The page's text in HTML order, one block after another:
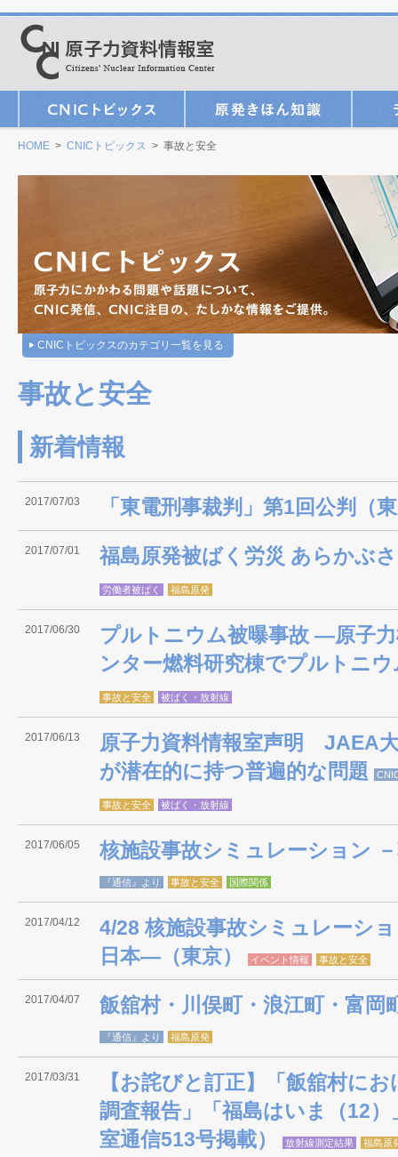
HOME > CNICトピックス > 事故と安全
CNICトピックスのカテゴリ一覧を見る
事故と安全
新着情報
2017/07/03 「東電刑事裁判」第1回公判（
2017/07/01 福島原発被ばく労災 あらかぶ
労働者被ばく 福島原発
2017/06/30
プルトニウム被曝事故 ―原子
ンター燃料研究棟でプルトニ
事故と安全 被ばく・放射線
2017/06/13
原子力資料情報室声明 JAEA
が潜在的に持つ普遍的な問題
事故と安全 被ばく・放射線
2017/06/05 核施設事故シミュレーション
『通信』より 事故と安全 国際関係
2017/04/12
4/28 核施設事故シミュレーシ
日本―（東京）
イベント情報 事故と安全
2017/04/07 飯舘村・川俣町・浪江町・富岡
『通信』より 福島原発
2017/03/31
【お詫びと訂正】「飯舘村に
調査報告」「福島はいま（12
室通信513号掲載）
放射線測定結果 福島原